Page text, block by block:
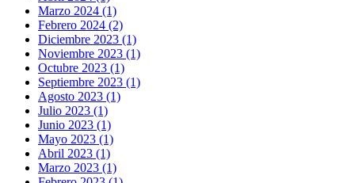
Marzo 2024 (1)
Febrero 2024 (2)
Diciembre 2023 (1)
Noviembre 2023 (1)
Octubre 2023 (1)
Septiembre 2023 (1)
Agosto 2023 (1)
Julio 2023 (1)
Junio 2023 (1)
Mayo 2023 (1)
Abril 2023 (1)
Marzo 2023 (1)